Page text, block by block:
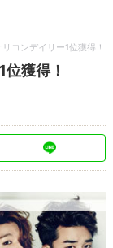
コンデイリー1位獲得！
獲得！